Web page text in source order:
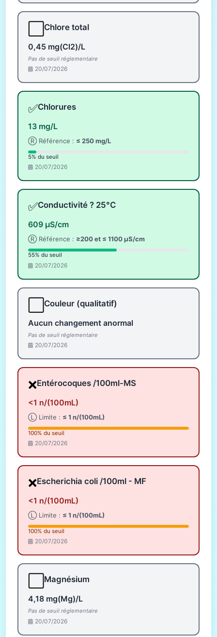
Chlore total
0,45 mg(Cl2)/L
Pas de seuil réglementaire
20/07/2026
✅Chlorures
13 mg/L
Ⓡ Référence : ≤ 250 mg/L
5% du seuil
20/07/2026
✅Conductivité ? 25°C
609 µS/cm
Ⓡ Référence : ≥200 et ≤ 1100 µS/cm
55% du seuil
20/07/2026
Couleur (qualitatif)
Aucun changement anormal
Pas de seuil réglementaire
20/07/2026
❌Entérocoques /100ml-MS
<1 n/(100mL)
Ⓛ Limite : ≤ 1 n/(100mL)
100% du seuil
20/07/2026
❌Escherichia coli /100ml - MF
<1 n/(100mL)
Ⓛ Limite : ≤ 1 n/(100mL)
100% du seuil
20/07/2026
Magnésium
4,18 mg(Mg)/L
Pas de seuil réglementaire
20/07/2026